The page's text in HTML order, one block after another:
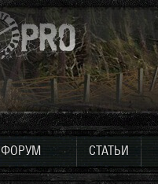
ФОРУМ СТАТЬИ